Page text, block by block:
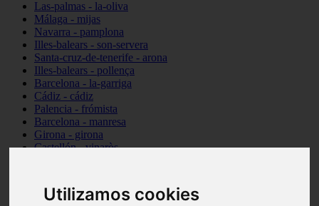
Utilizamos cookies
Las-palmas - la-oliva
Málaga - mijas
Navarra - pamplona
Illes-balears - son-servera
Santa-cruz-de-tenerife - arona
Illes-balears - pollença
Barcelona - la-garriga
Cádiz - cádiz
Palencia - frómista
Barcelona - manresa
Girona - girona
Castellón - vinaròs
Málaga - nerja
Girona - blanes